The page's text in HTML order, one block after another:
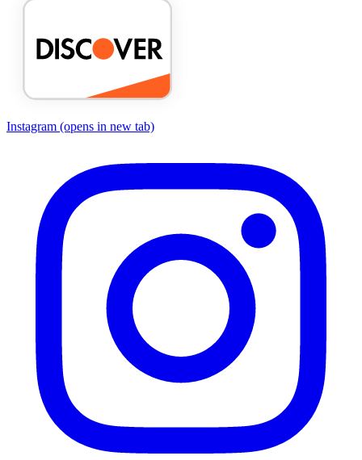
Instagram (opens in new tab)